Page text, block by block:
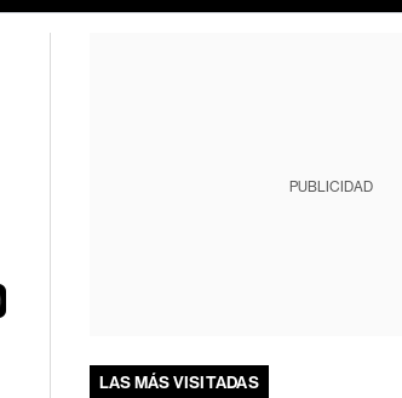
PUBLICIDAD
LAS MÁS VISITADAS